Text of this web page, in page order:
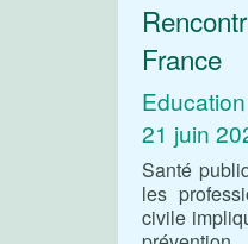
France
21 juin
Santé
les
civile